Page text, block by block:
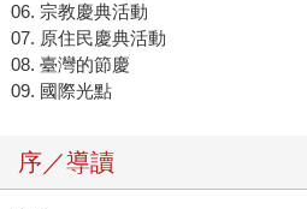
06. 宗教慶典活動
07. 原住民慶典活動
08. 臺灣的節慶
09. 國際光點
序／導讀